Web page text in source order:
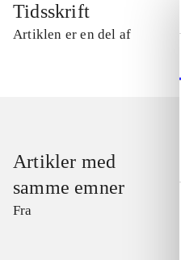
Tidsskrift
Artiklen er en del af
Artikler med
samme emner
Fra